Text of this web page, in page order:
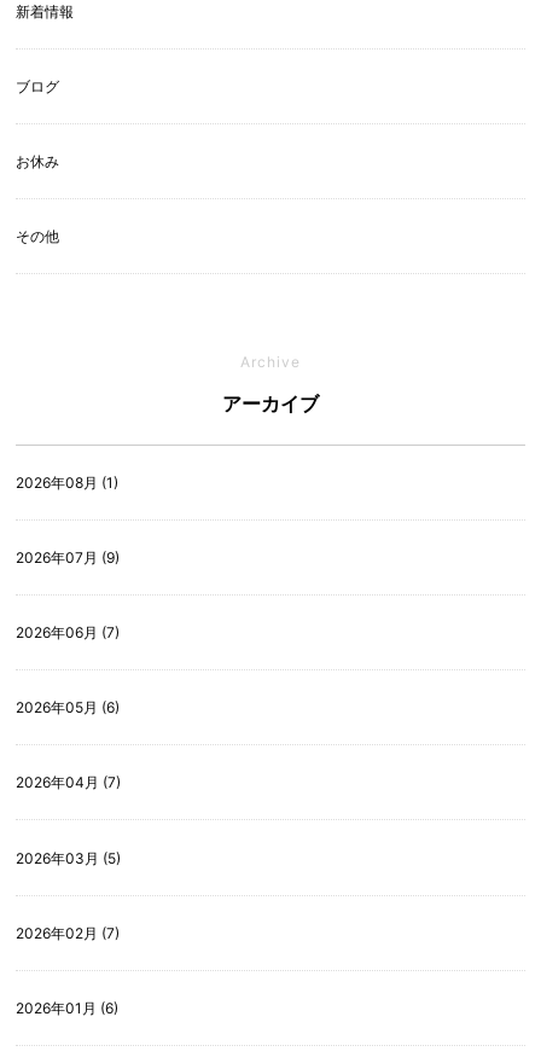
新着情報
ブログ
お休み
その他
Archive
アーカイブ
2026年08月 (1)
2026年07月 (9)
2026年06月 (7)
2026年05月 (6)
2026年04月 (7)
2026年03月 (5)
2026年02月 (7)
2026年01月 (6)